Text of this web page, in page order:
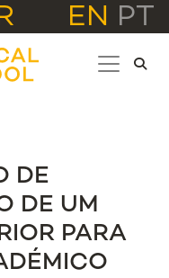
EN PT
DE
DE UM
PARA